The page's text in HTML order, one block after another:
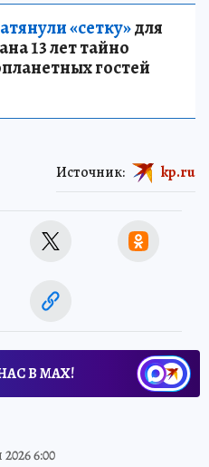
«сетку»для
13 лет тайно
гостей
Источник: kp.ru
В МАХ!
6:00